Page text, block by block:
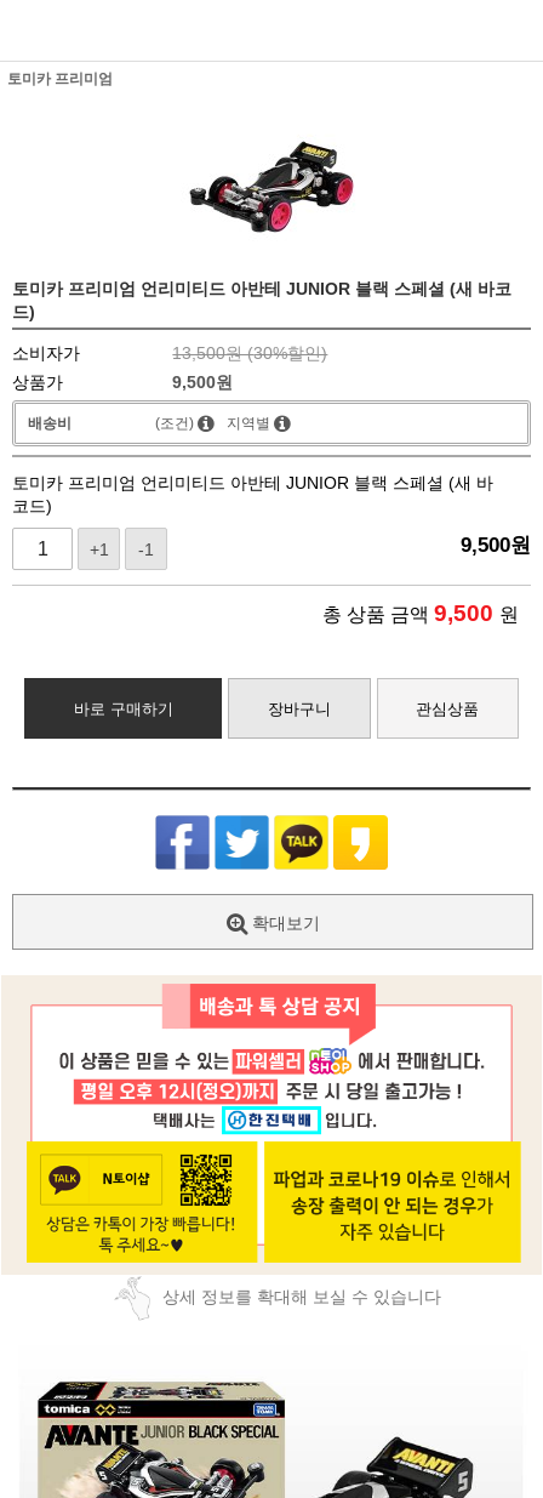
토미카 프리미엄
토미카 프리미엄 언리미티드 아반테 JUNIOR 블랙 스페셜 (새 바코
드)
소비자가 13,500원 (30%할인)
상품가
9,500원
배송비 (조건) 지역별
토미카 프리미엄 언리미티드 아반테 JUNIOR 블랙 스페셜 (새 바
코드)
+1 -1 9,500원
총 상품 금액 9,500 원
바로 구매하기 장바구니 관심상품
확대보기
상세 정보를 확대해 보실 수 있습니다